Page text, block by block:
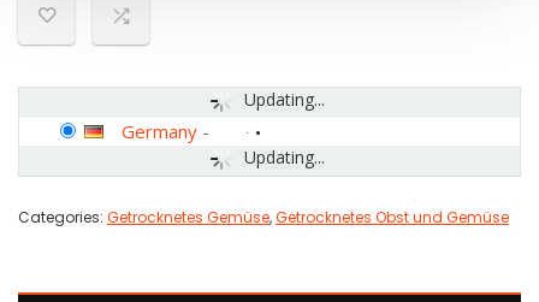
Updating...
Updating...
Germany -
Categories: Getrocknetes Gemüse,Getrocknetes Obst und Gemüse